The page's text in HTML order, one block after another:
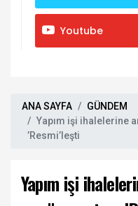
Youtube
ANA SAYFA
GÜNDEM
Yapım işi ihalelerine
’Resmi’leşti
Yapım işi